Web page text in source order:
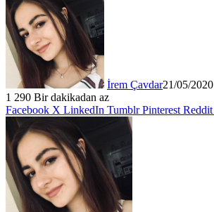
İrem Çavdar21/05/2020
1 290 Bir dakikadan az
Facebook X LinkedIn Tumblr Pinterest Reddit